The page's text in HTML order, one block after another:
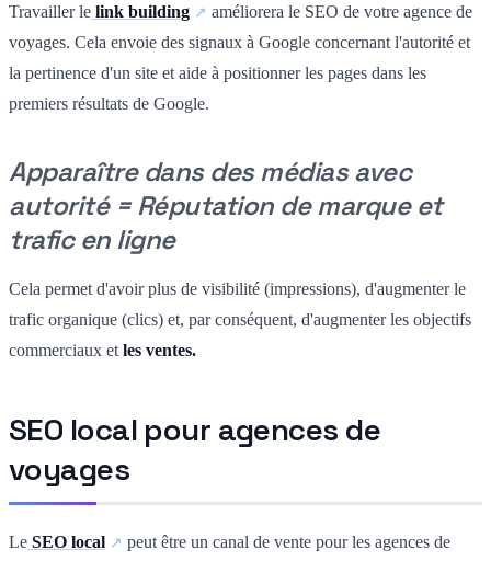
Travailler le link building
améliorera le SEO de votre agence de
voyages. Cela envoie des signaux à Google concernant l'autorité et
la pertinence d'un site et aide à positionner les pages dans les
premiers résultats de Google.
Apparaître dans des médias avec
autorité = Réputation de marque et
trafic en ligne
Cela permet d'avoir plus de visibilité (impressions), d'augmenter le
trafic organique (clics) et, par conséquent, d'augmenter les objectifs
commerciaux et les ventes.
SEO local pour agences de
voyages
Le SEO local
peut être un canal de vente pour les agences de